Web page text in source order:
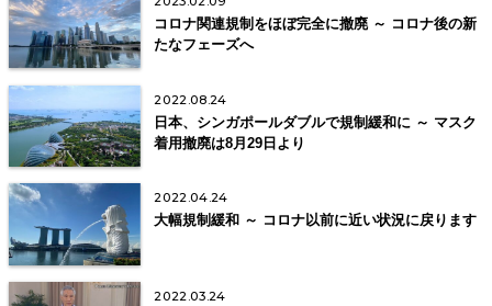
コロナ関連規制をほぼ完全に撤廃 ～ コロナ後の新
たなフェーズへ
2022.08.24
日本、シンガポールダブルで規制緩和に ～ マスク
着用撤廃は8月29日より
2022.04.24
大幅規制緩和 ～ コロナ以前に近い状況に戻ります
2022.03.24